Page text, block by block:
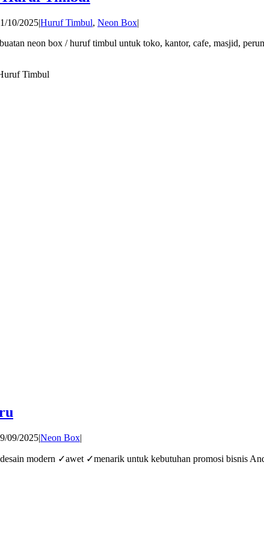
10/2025|Huruf Timbul, Neon Box|
neon box / huruf timbul untuk toko, kantor, cafe, masjid,
Timbul
09/2025|Neon Box|
modern ✓awet ✓menarik untuk kebutuhan promosi bisnis